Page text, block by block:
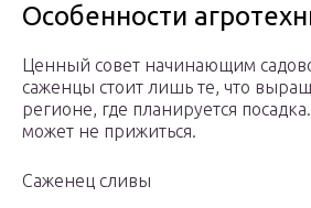
Особенности
Ценный совет начинающим
саженцы стоит лишь те, что
регионе, где планируется
может не прижиться.
Саженец сливы